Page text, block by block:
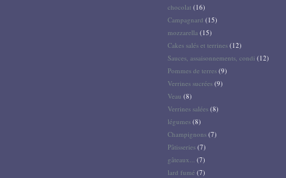
chocolat (16)
Campagnard (15)
mozzarella (15)
Cakes salés et terrines (12)
Sauces, assaisonnements, condi (12)
Pommes de terres (9)
Verrines sucrées (9)
Veau (8)
Verrines salées (8)
légumes (8)
Champignons (7)
Pâtisseries (7)
gâteaux... (7)
lard fumé (7)